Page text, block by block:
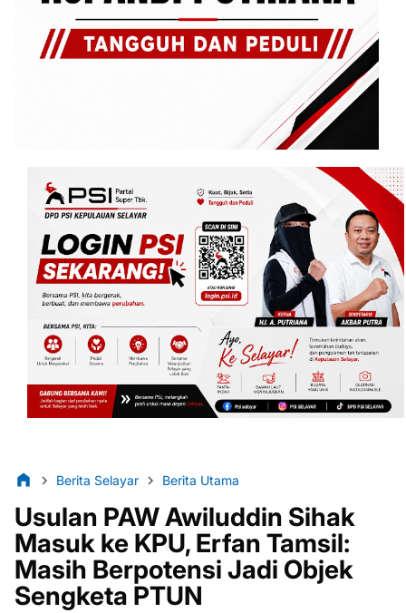
Berita Selayar Berita Utama
Usulan PAW Awiluddin Sihak
Masuk ke KPU, Erfan Tamsil:
Masih Berpotensi Jadi Objek
Sengketa PTUN